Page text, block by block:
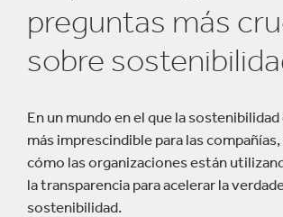
preguntas más
sobre
En un mundo en el que la sostenibilidad
más imprescindible para las
cómo las organizaciones están
la transparencia para acelerar la
sostenibilidad.